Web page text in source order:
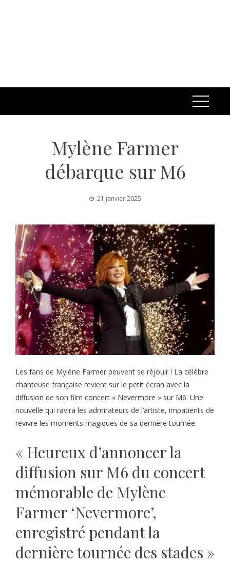
Mylène Farmer
débarque sur M6
21 janvier 2025
Les fans de Mylène Farmer peuvent se réjouir ! La célèbre
chanteuse française revient sur le petit écran avec la
diffusion de son film concert « Nevermore » sur M6. Une
nouvelle qui ravira les admirateurs de l’artiste, impatients de
revivre les moments magiques de sa dernière tournée.
« Heureux d’annoncer la
diffusion sur M6 du concert
mémorable de Mylène
Farmer ‘Nevermore’,
enregistré pendant la
dernière tournée des stades »